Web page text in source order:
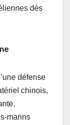
dès
défense
chinois,
marins